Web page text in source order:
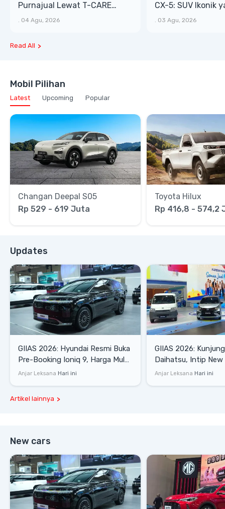
Purnajual Lewat T-CARE
XTRA, Manfaat Lebih Besar
. 04 Agu, 2026
CX-5: SUV Ikonik
Bongsor, Mewah,
. 03 Agu, 2026
Read All
Mobil Pilihan
Latest Upcoming Popular
Changan Deepal S05
Rp 529 - 619 Juta
Toyota Hilux
Rp 416,8 - 574,2
Updates
GIIAS 2026: Hyundai Resmi Buka
Pre-Booking Ioniq 9, Harga Mulai
Rp1,49 Miliar
Anjar Leksana Hari ini
GIIAS 2026:
Daihatsu, Intip New
SE hingga Gran
Anjar Leksana Hari ini
Artikel lainnya
New cars